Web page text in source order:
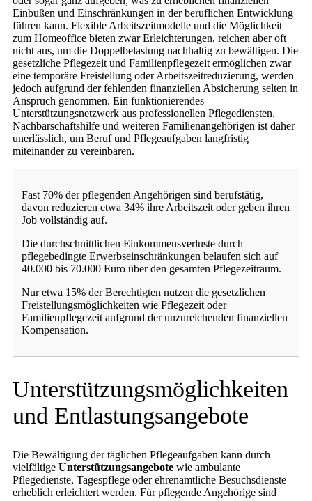
Einbußen und Einschränkungen in der beruflichen Entwicklung
führen kann. Flexible Arbeitszeitmodelle und die Möglichkeit
zum Homeoffice bieten zwar Erleichterungen, reichen aber oft
nicht aus, um die Doppelbelastung nachhaltig zu bewältigen. Die
gesetzliche Pflegezeit und Familienpflegezeit ermöglichen zwar
eine temporäre Freistellung oder Arbeitszeitreduzierung, werden
jedoch aufgrund der fehlenden finanziellen Absicherung selten in
Anspruch genommen. Ein funktionierendes
Unterstützungsnetzwerk aus professionellen Pflegediensten,
Nachbarschaftshilfe und weiteren Familienangehörigen ist daher
unerlässlich, um Beruf und Pflegeaufgaben langfristig
miteinander zu vereinbaren.
Fast 70% der pflegenden Angehörigen sind berufstätig,
davon reduzieren etwa 34% ihre Arbeitszeit oder geben ihren
Job vollständig auf.
Die durchschnittlichen Einkommensverluste durch
pflegebedingte Erwerbseinschränkungen belaufen sich auf
40.000 bis 70.000 Euro über den gesamten Pflegezeitraum.
Nur etwa 15% der Berechtigten nutzen die gesetzlichen
Freistellungsmöglichkeiten wie Pflegezeit oder
Familienpflegezeit aufgrund der unzureichenden finanziellen
Kompensation.
Unterstützungsmöglichkeiten
und Entlastungsangebote
Die Bewältigung der täglichen Pflegeaufgaben kann durch
vielfältige Unterstützungsangebote wie ambulante
Pflegedienste, Tagespflege oder ehrenamtliche Besuchsdienste
erheblich erleichtert werden. Für pflegende Angehörige sind